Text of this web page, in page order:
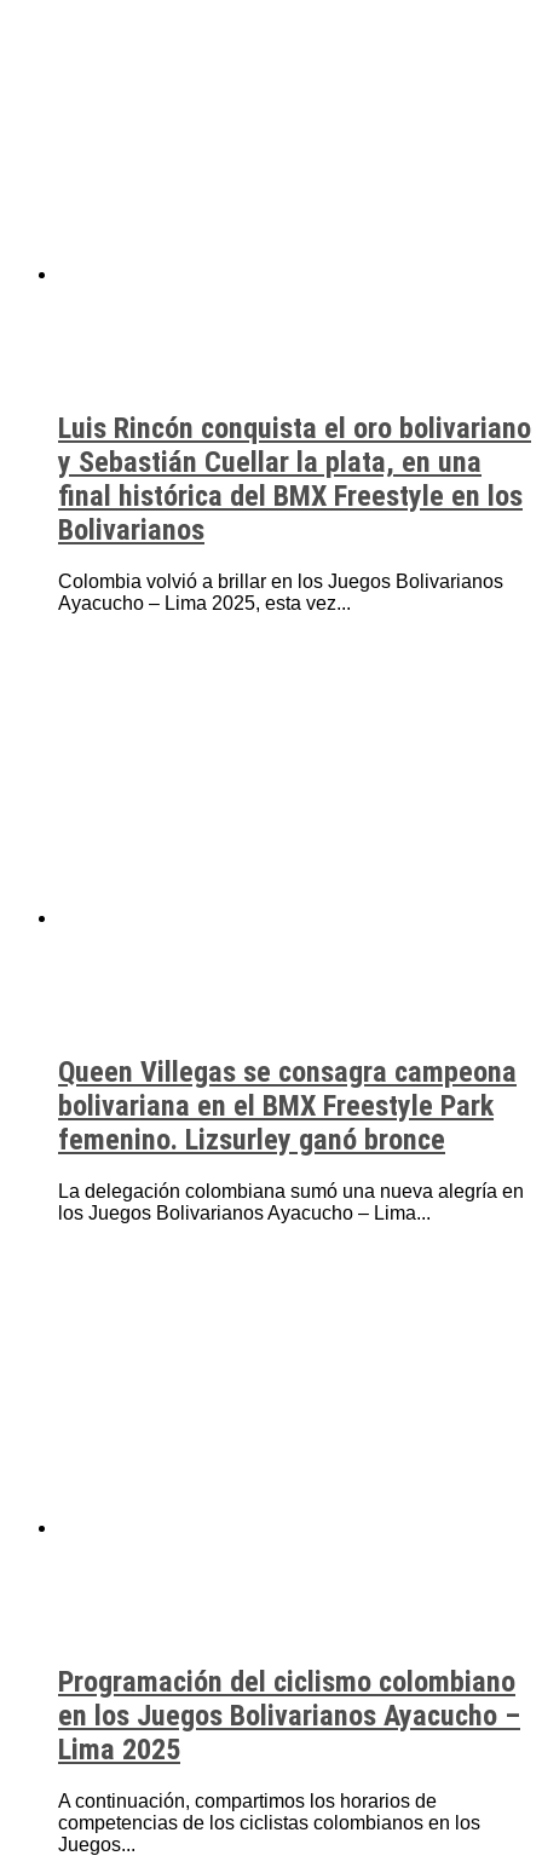
Luis Rincón conquista el oro bolivariano
y Sebastián Cuellar la plata, en una
final histórica del BMX Freestyle en los
Bolivarianos
Colombia volvió a brillar en los Juegos Bolivarianos
Ayacucho – Lima 2025, esta vez...
Queen Villegas se consagra campeona
bolivariana en el BMX Freestyle Park
femenino. Lizsurley ganó bronce
La delegación colombiana sumó una nueva alegría en
los Juegos Bolivarianos Ayacucho – Lima...
Programación del ciclismo colombiano
en los Juegos Bolivarianos Ayacucho –
Lima 2025
A continuación, compartimos los horarios de
competencias de los ciclistas colombianos en los
Juegos...